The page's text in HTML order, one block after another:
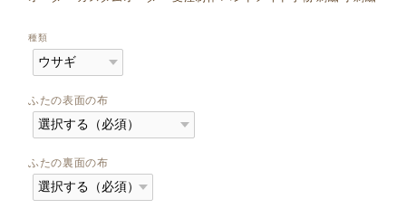
種類
ふたの表面の布
ふたの裏面の布